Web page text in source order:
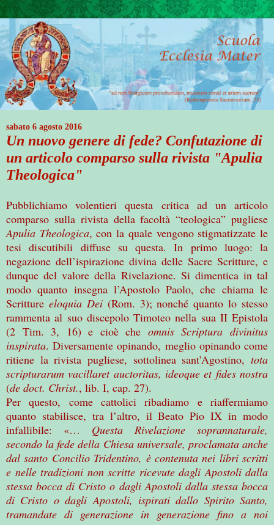
sabato 6 agosto 2016
Un nuovo genere di fede? Confutazione di
un articolo comparso sulla rivista "Apulia
Theologica"
Pubblichiamo volentieri questa critica ad un articolo
comparso sulla rivista della facoltà “teologica” pugliese
Apulia Theologica, con la quale vengono stigmatizzate le
tesi discutibili diffuse su questa. In primo luogo: la
negazione dell’ispirazione divina delle Sacre Scritture, e
dunque del valore della Rivelazione. Si dimentica in tal
modo quanto insegna l’Apostolo Paolo, che chiama le
Scritture eloquia Dei(Rom. 3); nonché quanto lo stesso
rammenta al suo discepolo Timoteo nella sua II Epistola
(2 Tim. 3, 16) e cioè che omnis Scriptura divinitus
inspirata. Diversamente opinando, meglio opinando come
ritiene la rivista pugliese, sottolinea sant’Agostino, tota
scripturarum vacillaret auctoritas, ideoque et fides nostra
(de doct. Christ., lib. I, cap. 27).
Per questo, come cattolici ribadiamo e riaffermiamo
quanto stabilisce, tra l’altro, il Beato Pio IX in modo
infallibile: «… Questa Rivelazione soprannaturale,
secondo la fede della Chiesa universale, proclamata anche
dal santo Concilio Tridentino, è contenuta nei libri scritti
e nelle tradizioni non scritte ricevute dagli Apostoli dalla
stessa bocca di Cristo o dagli Apostoli dalla stessa bocca
di Cristo o dagli Apostoli, ispirati dallo Spirito Santo,
tramandate di generazione in generazione fino a noi